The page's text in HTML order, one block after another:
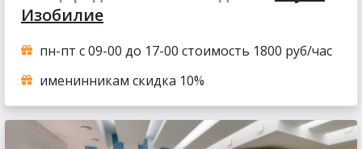
Изобилие
пн-пт с 09-00 до 17-00 стоимость 1800 руб/час
именинникам скидка 10%